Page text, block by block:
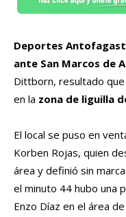
Deportes
ante San Marcos de
Dittborn, resultado
en la zona de liguilla
El local se puso en
Korben Rojas, quien
área y definió sin
el minuto 44 hubo una
Enzo Díaz en el área